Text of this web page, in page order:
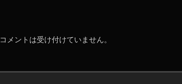
コメントは受け付けていません。